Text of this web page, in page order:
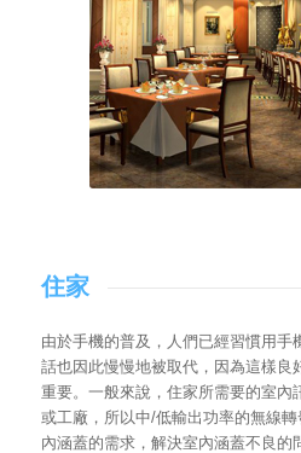
住家
由於手機的普及，人們已經習慣用手
話也因此慢慢地被取代，因為這樣良
重要。一般來說，住家所需要的室內
或工廠，所以中/低輸出功率的無線
內涵蓋的需求，解決室內涵蓋不良的